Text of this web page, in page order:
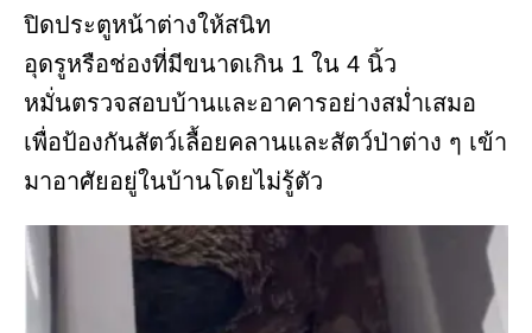
ปิดประตูหน้าต่างให้สนิท
อุดรูหรือช่องที่มีขนาดเกิน 1 ใน 4 นิ้ว
หมั่นตรวจสอบบ้านและอาคารอย่างสม่ำเสมอ
เพื่อป้องกันสัตว์เลื้อยคลานและสัตว์ป่าต่าง ๆ เข้า
มาอาศัยอยู่ในบ้านโดยไม่รู้ตัว